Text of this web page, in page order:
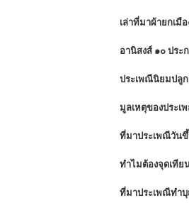
เล่าที่มาผ้ายกเมื
อานิสงส์ ๑๐ ปร
ประเพณีนิยมปลู
มูลเหตุของประเ
ที่มาประเพณีวัน
ทำไมต้องจุดเทีย
ที่มาประเพณีทำ